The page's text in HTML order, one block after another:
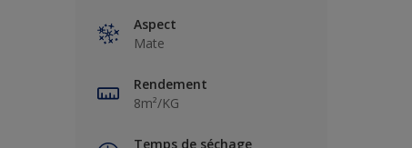
Aspect
Mate
Rendement
8m²/KG
Temps de séchage